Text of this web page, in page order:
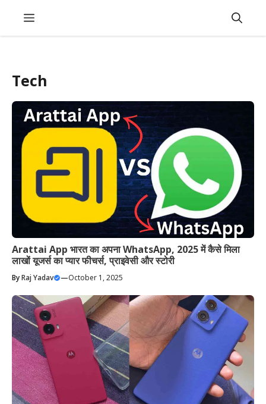
Menu
Tech
Arattai App भारत का अपना WhatsApp, 2025 में कैसे मिला
लाखों यूजर्स का प्यार फीचर्स, प्राइवेसी और स्टोरी
ByRaj Yadav —October 1, 2025